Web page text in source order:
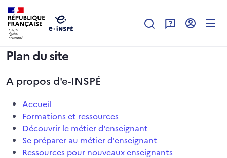
Plan du site
A propos d'e-INSPÉ
Accueil
Formations et ressources
Découvrir le métier d'enseignant
Se préparer au métier d'enseignant
Ressources pour nouveaux enseignants